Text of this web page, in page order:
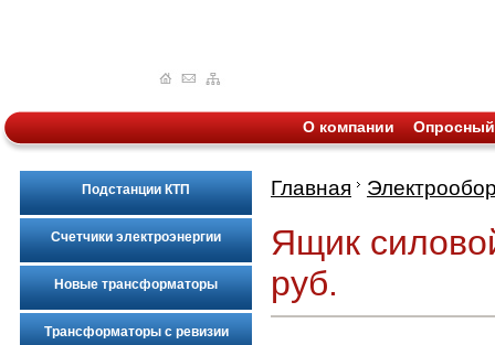
О компании
Подстанции КТП
Счетчики электроэнергии
Новые трансформаторы
Трансформаторы с ревизии
Главная
Ящик
руб.